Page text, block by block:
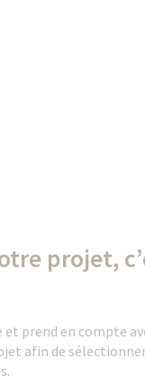
projet,
et prend en compte
afin de